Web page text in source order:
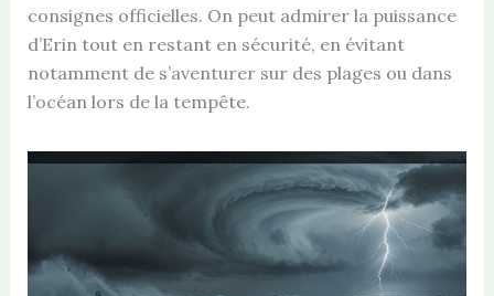
consignes officielles. On peut admirer la puissance
d’Erin tout en restant en sécurité, en évitant
notamment de s’aventurer sur des plages ou dans
l’océan lors de la tempête.